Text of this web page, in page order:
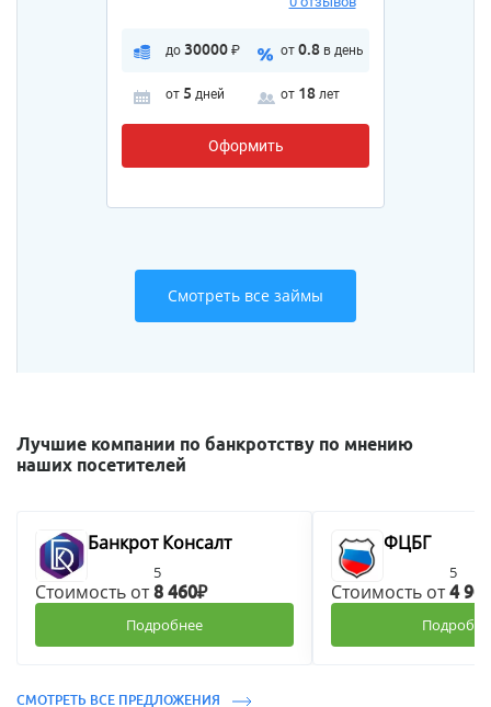
до 30000 ₽ от 0.8 в день
от 5 дней от 18 лет
Оформить
Смотреть все займы
Лучшие компании по банкротству по мнению
наших посетителей
Банкрот Консалт
5
Стоимость от8 460₽
Подробнее
ФЦБГ
5
Стоимость от4
СМОТРЕТЬ ВСЕ ПРЕДЛОЖЕНИЯ